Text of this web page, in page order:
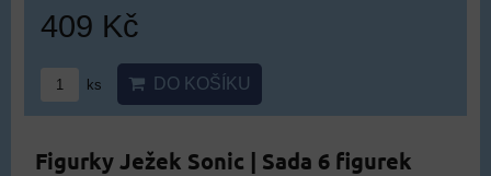
409 Kč
ks DO KOŠÍKU
Figurky Ježek Sonic | Sada 6 figurek